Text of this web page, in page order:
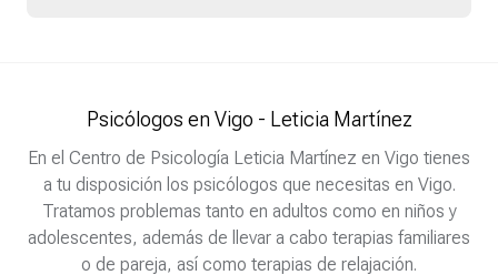
Psicólogos en Vigo - Leticia Martínez
En el Centro de Psicología Leticia Martínez en Vigo tienes
a tu disposición los psicólogos que necesitas en Vigo.
Tratamos problemas tanto en adultos como en niños y
adolescentes, además de llevar a cabo terapias familiares
o de pareja, así como terapias de relajación.